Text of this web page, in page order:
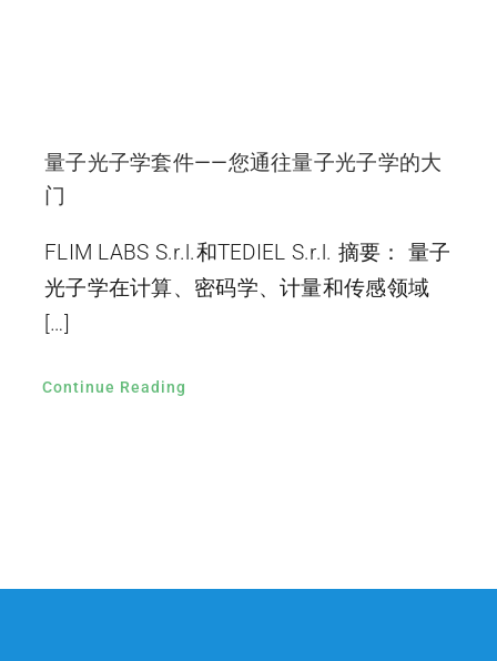
量子光子学套件——您通往量子光子学的大
门
FLIM LABS S.r.l.和TEDIEL S.r.l. 摘要： 量子
光子学在计算、密码学、计量和传感领域
[…]
Continue Reading